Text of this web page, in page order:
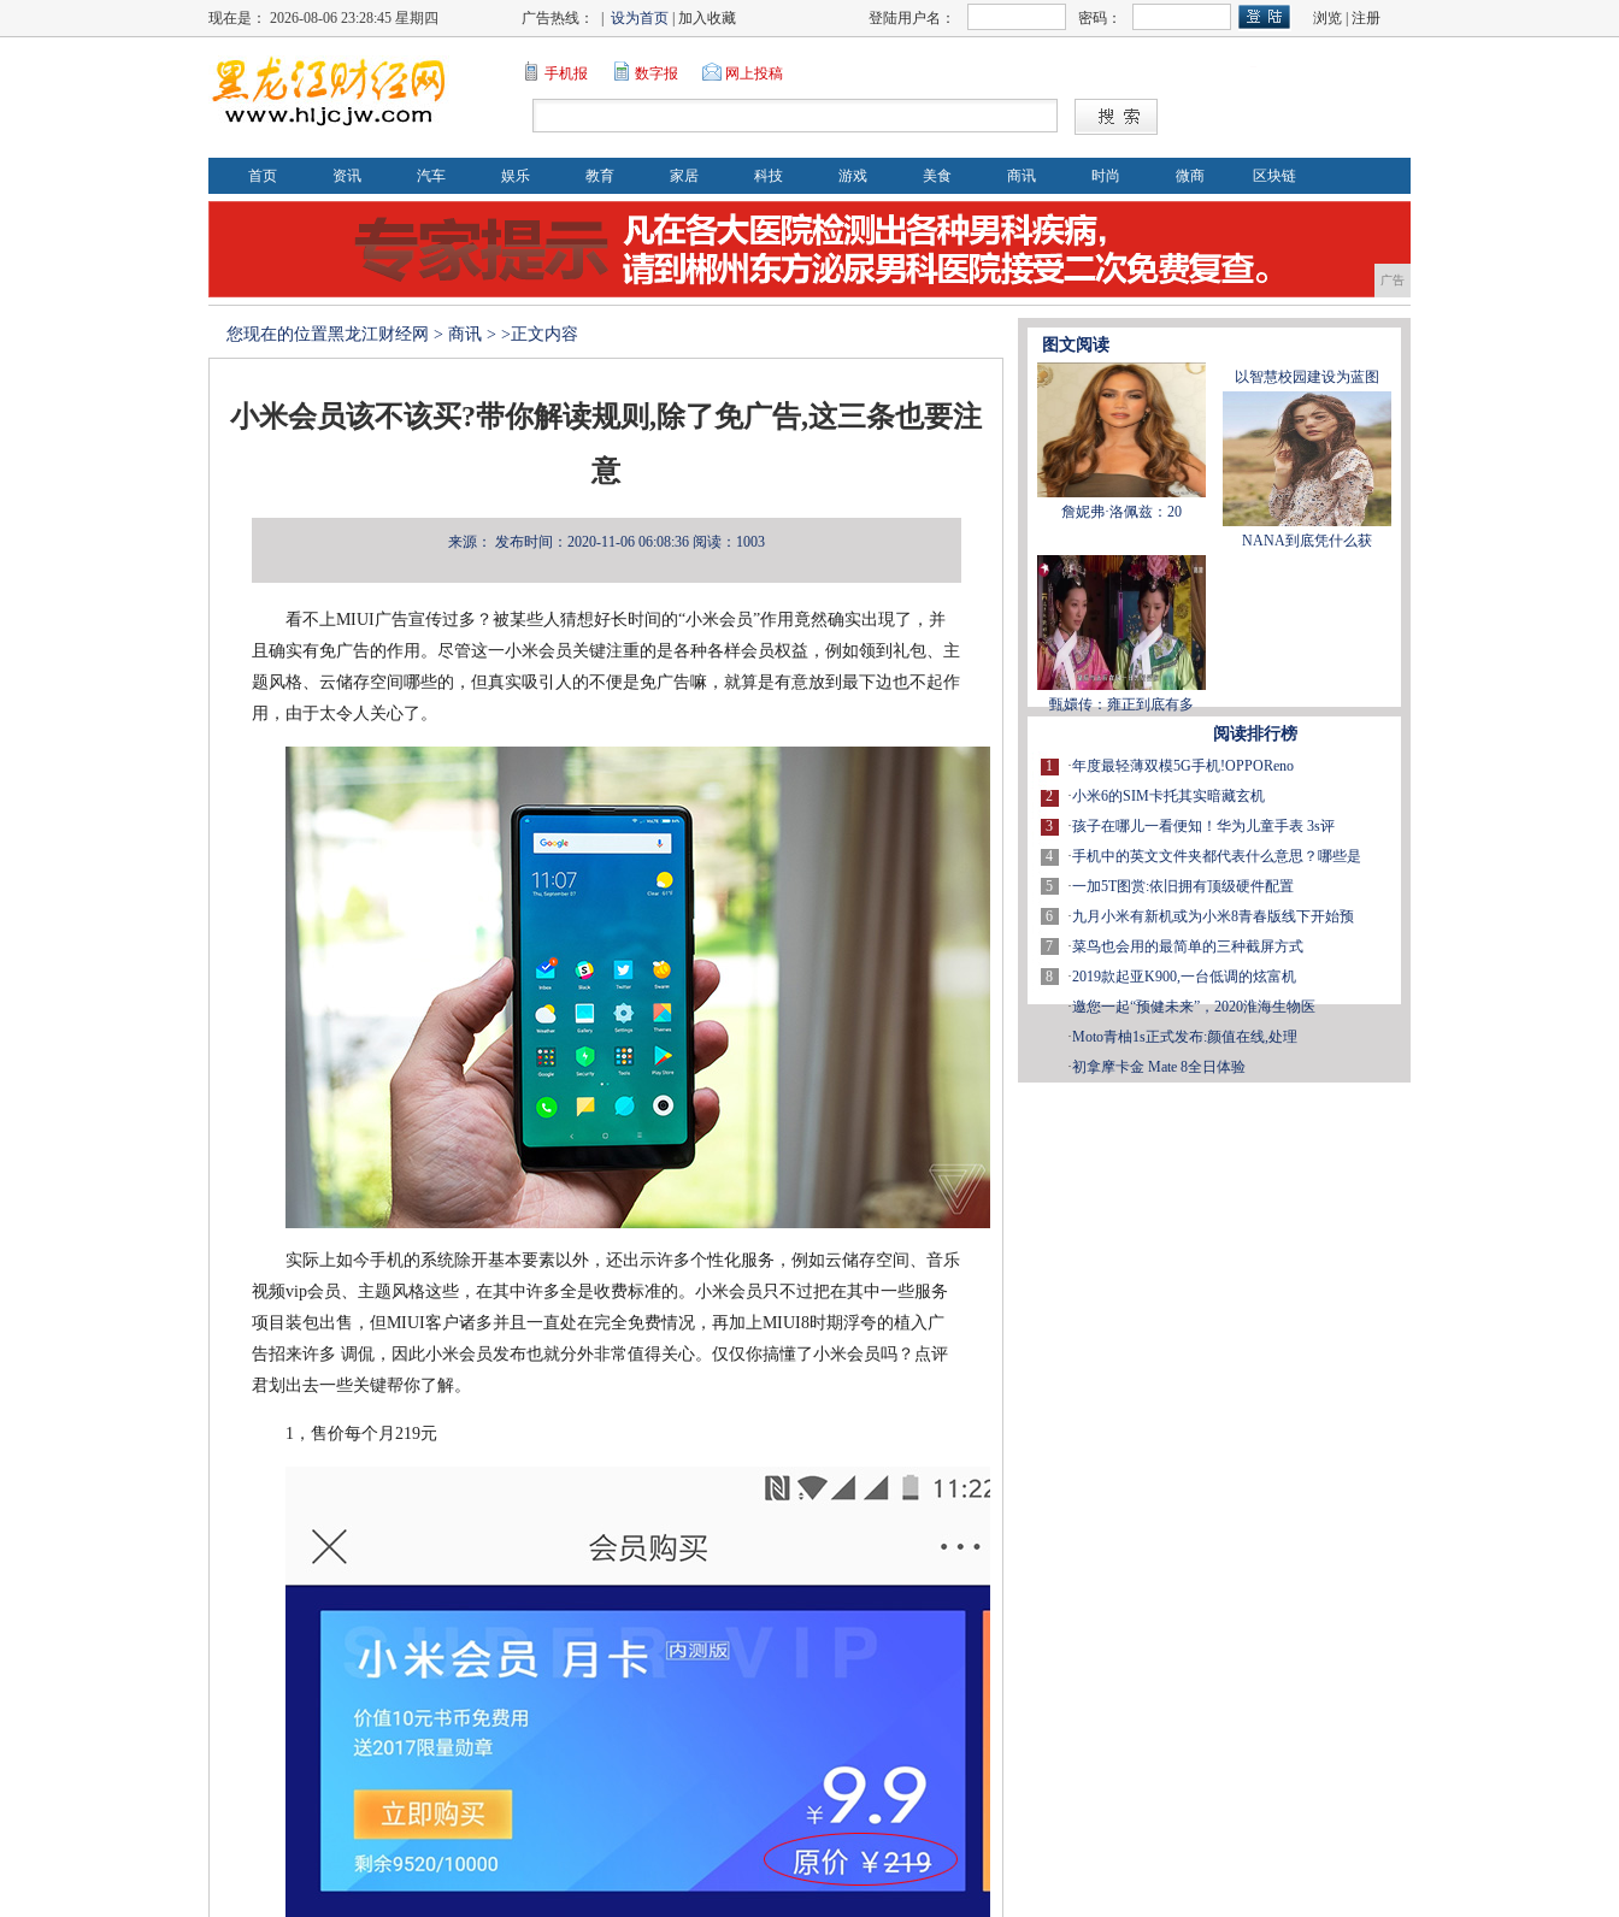
现在是： 2026-08-06 23:28:46 星期四 广告热线： | 设为首页 | 加入收藏 登陆用户名： 密码： 浏览 注册
手机报 数字报 网上投稿
首页 资讯 汽车 娱乐 教育 家居 科技 游戏 美食 商讯 时尚 微商 区块链
广告
您现在的位置黑龙江财经网 > 商讯 > >正文内容
小米会员该不该买?带你解读规则,除了免广告,这三条也要注
意
来源： 发布时间：2020-11-06 06:08:36 阅读：1003
看不上MIUI广告宣传过多？被某些人猜想好长时间的“小米会员”作用竟然确实出現了，并
且确实有免广告的作用。尽管这一小米会员关键注重的是各种各样会员权益，例如领到礼包、主
题风格、云储存空间哪些的，但真实吸引人的不便是免广告嘛，就算是有意放到最下边也不起作
用，由于太令人关心了。
实际上如今手机的系统除开基本要素以外，还出示许多个性化服务，例如云储存空间、音乐
视频vip会员、主题风格这些，在其中许多全是收费标准的。小米会员只不过把在其中一些服务
项目装包出售，但MIUI客户诸多并且一直处在完全免费情况，再加上MIUI8时期浮夸的植入广
告招来许多 调侃，因此小米会员发布也就分外非常值得关心。仅仅你搞懂了小米会员吗？点评
君划出去一些关键帮你了解。
1，售价每个月219元
图文阅读
詹妮弗·洛佩兹：20
以智慧校园建设为蓝图
NANA到底凭什么获
甄嬛传：雍正到底有多
阅读排行榜
1
2
3
4
5
6
7
8
·年度最轻薄双模5G手机!OPPOReno
·小米6的SIM卡托其实暗藏玄机
·孩子在哪儿一看便知！华为儿童手表 3s评
·手机中的英文文件夹都代表什么意思？哪些是
·一加5T图赏:依旧拥有顶级硬件配置
·九月小米有新机或为小米8青春版线下开始预
·菜鸟也会用的最简单的三种截屏方式
·2019款起亚K900,一台低调的炫富机
·邀您一起“预健未来”，2020淮海生物医
·Moto青柚1s正式发布:颜值在线,处理
·初拿摩卡金 Mate 8全日体验